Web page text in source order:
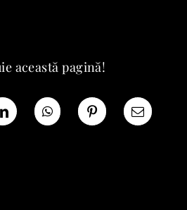
această pagină!